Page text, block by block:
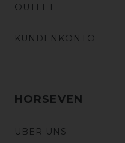
OUTLET
KUNDENKONTO
HORSEVEN
ÜBER UNS